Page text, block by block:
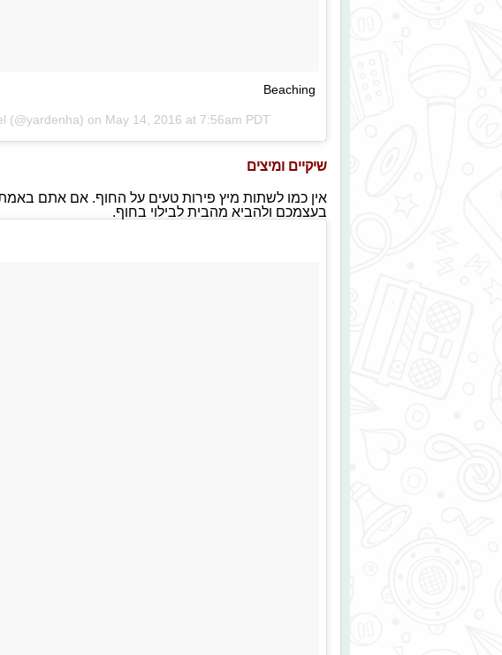
Beaching
(@yardenha) on May 14, 2016 at 7:56am PDT
שיקיים ומיצים
אין כמו לשתות מיץ פירות טעים על החוף. אם אתם באמת
בעצמכם ולהביא מהבית לבילוי בחוף.